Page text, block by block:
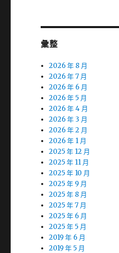
彙整
2026 年 8 月
2026 年 7 月
2026 年 6 月
2026 年 5 月
2026 年 4 月
2026 年 3 月
2026 年 2 月
2026 年 1 月
2025 年 12 月
2025 年 11 月
2025 年 10 月
2025 年 9 月
2025 年 8 月
2025 年 7 月
2025 年 6 月
2025 年 5 月
2019 年 6 月
2019 年 5 月